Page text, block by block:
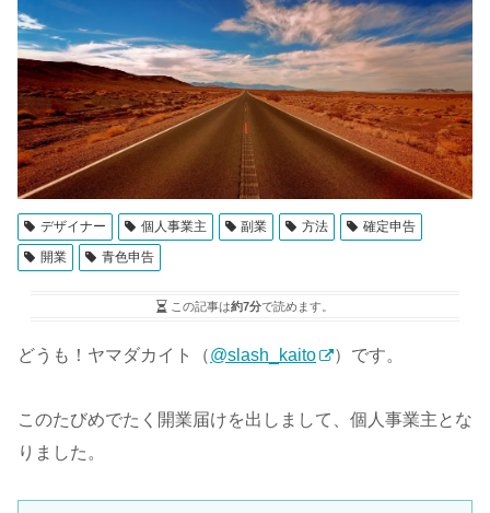
デザイナー 個人事業主 副業 方法
確定申告
開業
青色申告
この記事は約7分で読めます。
どうも！ヤマダカイト（@slash_kaito ）です。
このたびめでたく開業届けを出しまして、個人事業主とな
りました。